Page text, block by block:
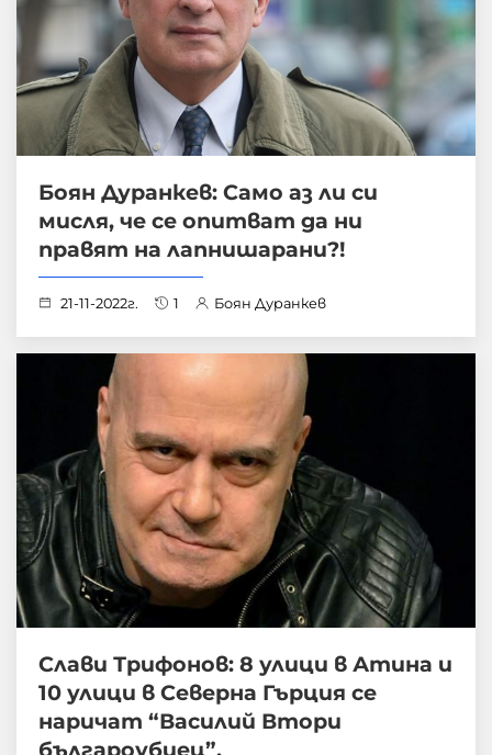
Боян Дуранкев: Само аз ли си
мисля, че се опитват да ни
правят на лапнишарани?!
21-11-2022г. 1 Боян Дуранкев
Слави Трифонов: 8 улици в Атина и
10 улици в Северна Гърция се
наричат “Василий Втори